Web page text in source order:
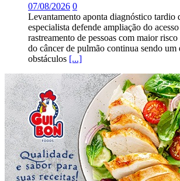
07/08/2026 0
Levantamento aponta diagnóstico tardio
especialista defende ampliação do
rastreamento de pessoas com maior
do câncer de pulmão continua sendo um
obstáculos [...]